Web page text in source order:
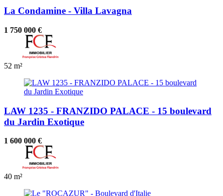
La Condamine - Villa Lavagna
1 750 000 €
52 m²
LAW 1235 - FRANZIDO PALACE - 15 boulevard
du Jardin Exotique
1 600 000 €
40 m²